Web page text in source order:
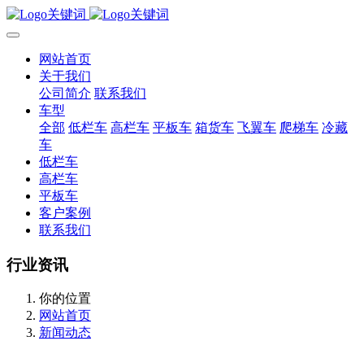
网站首页
关于我们
公司简介 联系我们
车型
全部 低栏车 高栏车 平板车 箱货车 飞翼车 爬梯车 冷藏
车
低栏车
高栏车
平板车
客户案例
联系我们
行业资讯
你的位置
网站首页
新闻动态